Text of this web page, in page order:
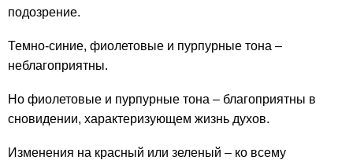
подозрение.
Темно-синие, фиолетовые и пурпурные тона –
неблагоприятны.
Но фиолетовые и пурпурные тона – благоприятны в
сновидении, характеризующем жизнь духов.
Изменения на красный или зеленый – ко всему